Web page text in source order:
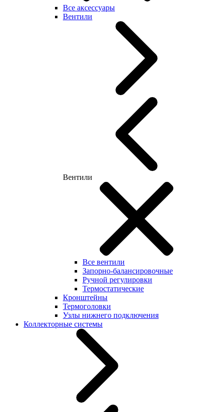
Все аксессуары
Вентили
Вентили
Все вентили
Запорно-балансировочные
Ручной регулировки
Термостатические
Кронштейны
Термоголовки
Узлы нижнего подключения
Коллекторные системы